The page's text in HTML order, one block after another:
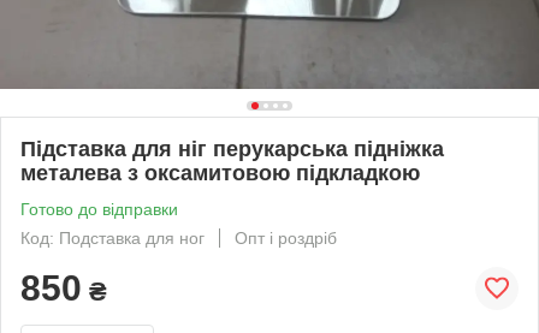
Підставка для ніг перукарська підніжка
металева з оксамитовою підкладкою
Готово до відправки
Код: Подставка для ног
Опт і роздріб
850 ₴